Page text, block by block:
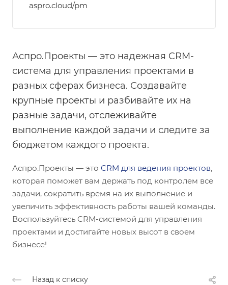
aspro.cloud/pm
Аспро.Проекты — это надежная CRM-
система для управления проектами в
разных сферах бизнеса. Создавайте
крупные проекты и разбивайте их на
разные задачи, отслеживайте
выполнение каждой задачи и следите за
бюджетом каждого проекта.
Аспро.Проекты — это CRM для ведения проектов,
которая поможет вам держать под контролем все
задачи, сократить время на их выполнение и
увеличить эффективность работы вашей команды.
Воспользуйтесь CRM-системой для управления
проектами и достигайте новых высот в своем
бизнесе!
Назад к списку